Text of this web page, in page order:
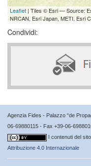
Leaflet | Tiles © Esri — Source:
NRCAN, Esri Japan, METI, Esri
Condividi:
Agenzia Fides - Palazzo “de
06-69880115 - Fax +39-06-
I contenuti del
Attribuzione 4.0 Internazionale